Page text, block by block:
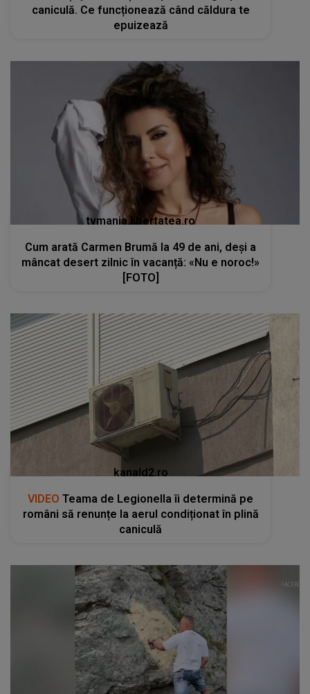
caniculă. Ce funcționează când căldura te
epuizează
tvmania.libertatea.ro
Cum arată Carmen Brumă la 49 de ani, deși a
mâncat desert zilnic în vacanță: «Nu e noroc!»
[FOTO]
kanald2.ro
VIDEO Teama de Legionella îi determină pe
români să renunțe la aerul condiționat în plină
caniculă